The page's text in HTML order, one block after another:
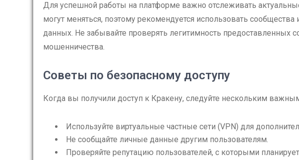
Для успешной работы на платформе важно отслеживать
могут меняться, поэтому рекомендуется использовать
данных. Не забывайте проверять легитимность предоставленных
мошенничества.
Советы по безопасному доступу
Когда вы получили доступ к Кракену, следуйте нескольким
Используйте виртуальные частные сети (VPN) для
Не сообщайте личные данные другим пользователям.
Проверяйте репутацию пользователей, с которыми